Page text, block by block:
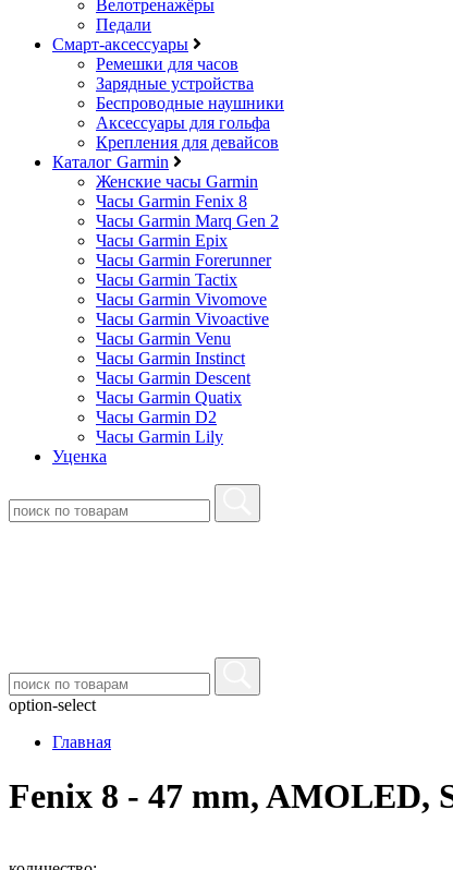
Велотренажёры
Педали
Смарт-аксессуары
Ремешки для часов
Зарядные устройства
Беспроводные наушники
Аксессуары для гольфа
Крепления для девайсов
Каталог Garmin
Женские часы Garmin
Часы Garmin Fenix 8
Часы Garmin Marq Gen 2
Часы Garmin Epix
Часы Garmin Forerunner
Часы Garmin Tactix
Часы Garmin Vivomove
Часы Garmin Vivoactive
Часы Garmin Venu
Часы Garmin Instinct
Часы Garmin Descent
Часы Garmin Quatix
Часы Garmin D2
Часы Garmin Lily
Уценка
option-select
Главная
Fenix 8 - 47 mm, AMOLED,